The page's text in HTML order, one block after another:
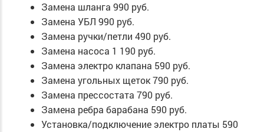
Замена шланга 990 руб.
Замена УБЛ 990 руб.
Замена ручки/петли 490 руб.
Замена насоса 1 190 руб.
Замена электро клапана 590 руб.
Замена угольных щеток790 руб.
Замена прессостата 790 руб.
Замена ребра барабана 590 руб.
Установка/подключение электро платы 590